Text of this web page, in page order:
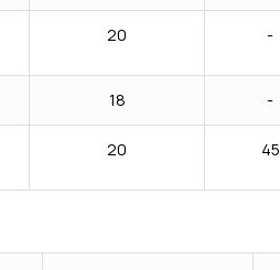
20 -
18 -
20 45